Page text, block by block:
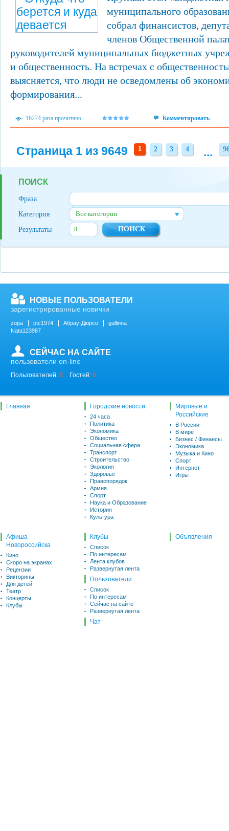
муниципального
собрал финансистов,
членов Общественной
руководителей муниципальных бюджетных
и общественность. На встречах с
выясняется, что люди не осведомлены об
формирования...
16274 раза прочитано Комментировать
Страница 1 из 9649 1 2
2 3
3 4
4 ...
ПОИСК
Фраза
Категория
Все категории
Результаты
НОВЫЕ ПОЛЬЗОВАТЕЛИ
зарегистрированные новички
zopa ptc1974 Абрау-Дюрсо
gallinna
Nata123987
СЕЙЧАС НА САЙТЕ
пользователи on-line
Пользователей: 0 Гостей: 0
Главная Городские новости
24 часа
Политика
Экономика
Общество
Социальная сфера
Транспорт
Строительство
Экология
Здоровье
Правопорядок
Армия
Спорт
Наука и Образование
История
Культура
Мировые и
Российские
В России
В мире
Бизнес / Финансы
Экономика
Музыка и Кино
Спорт
Интернет
Игры
Афиша
Новороссийска
Кино
Скоро на экранах
Рецензии
Викторины
Для детей
Театр
Концерты
Клубы
Клубы
Список
По интересам
Лента клубов
Развернутая лента
Пользователи
Список
По интересам
Сейчас на сайте
Развернутая лента
Чат
Объявления